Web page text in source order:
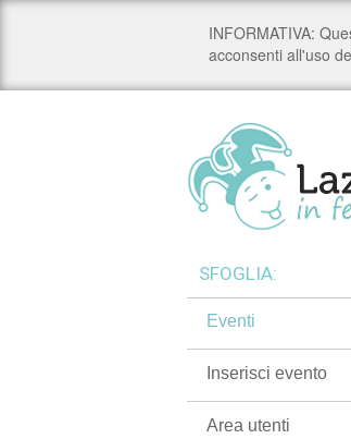
SFOGLIA:
Eventi
Inserisci evento
Area utenti